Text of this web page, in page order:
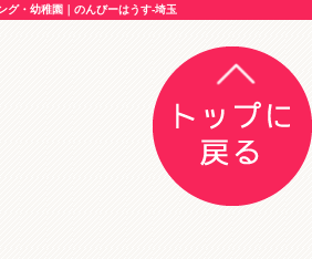
グ・幼稚園｜のんびーはうす-埼玉